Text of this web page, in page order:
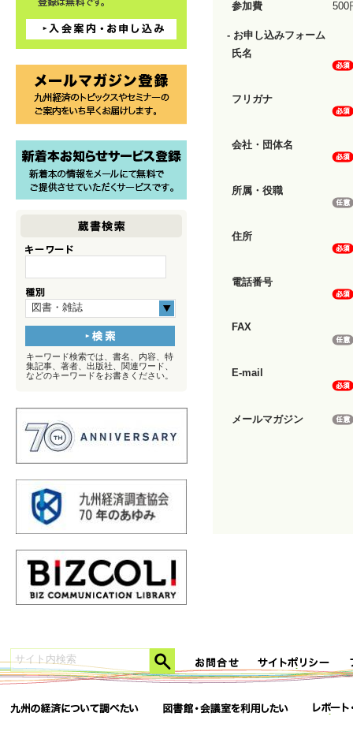
参加費 500
- お申し込みフォーム
氏名
フリガナ
会社・団体名
所属・役職
住所
電話番号
FAX
E-mail
メールマガジン
図書・雑誌
キーワード検索では、書名、内容、特
集記事、著者、出版社、関連ワード、
などのキーワードをお書きください。